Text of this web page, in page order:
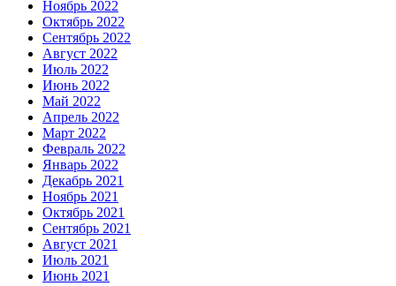
Ноябрь 2022
Октябрь 2022
Сентябрь 2022
Август 2022
Июль 2022
Июнь 2022
Май 2022
Апрель 2022
Март 2022
Февраль 2022
Январь 2022
Декабрь 2021
Ноябрь 2021
Октябрь 2021
Сентябрь 2021
Август 2021
Июль 2021
Июнь 2021